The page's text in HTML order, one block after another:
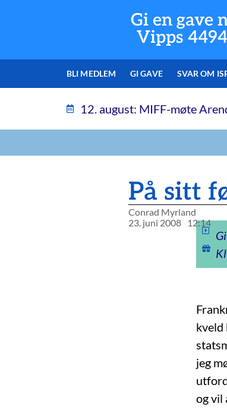
Gi en gave
Vipps
BLI MEDLEM GI GAVE SVAR OM
12. august: MIFF-møte
På sitt
Conrad Myrland
23. juni 2008
12:14
kveld
jeg
og vil